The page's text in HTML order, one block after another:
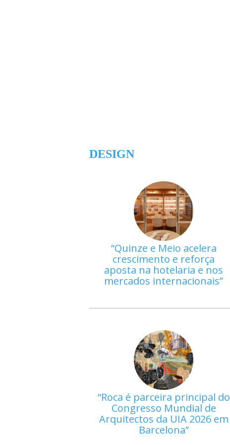
DESIGN
Quinze e Meio acelera
crescimento e reforça
aposta na hotelaria e nos
mercados internacionais
Roca é parceira principal do
Congresso Mundial de
Arquitectos da UIA 2026 em
Barcelona